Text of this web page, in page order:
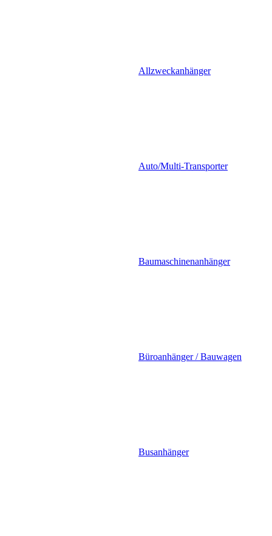
Allzweckanhänger
Auto/Multi-Transporter
Baumaschinenanhänger
Büroanhänger / Bauwagen
Busanhänger